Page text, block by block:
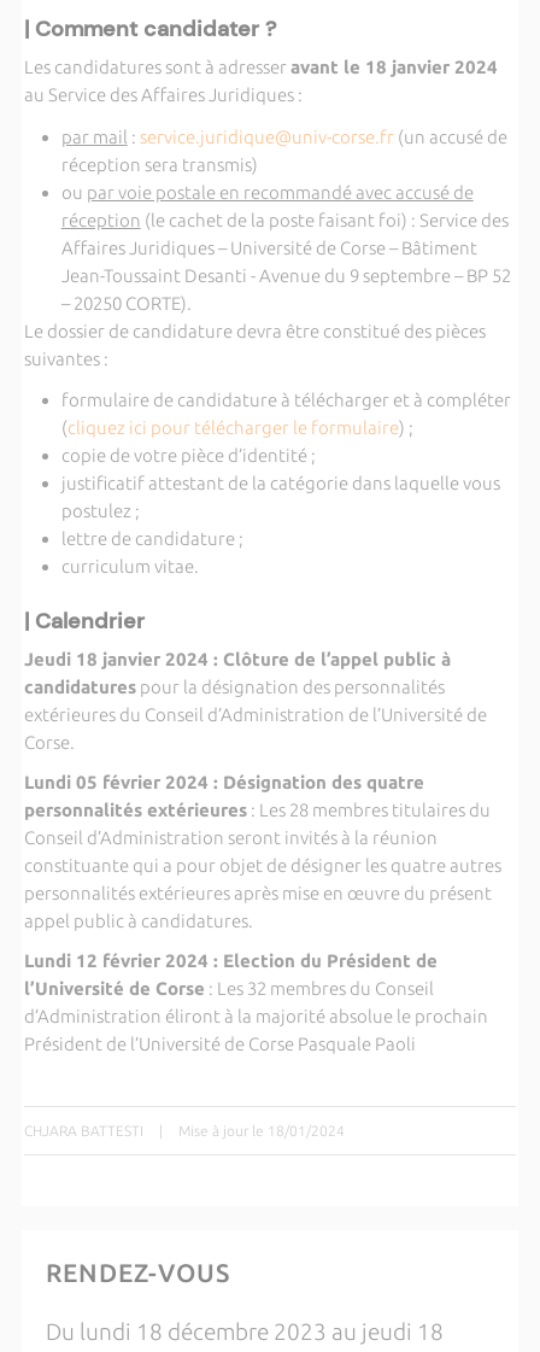
| Comment candidater ?
Les candidatures sont à adresseravant le 18 janvier 2024
au Service des Affaires Juridiques :
par mail : service.juridique@univ-corse.fr(un accusé de
réception sera transmis)
ou par voie postale en recommandé avec accusé de
réception (le cachet de la poste faisant foi) : Service des
Affaires Juridiques – Université de Corse – Bâtiment
Jean-Toussaint Desanti - Avenue du 9 septembre – BP 52
– 20250 CORTE).
Le dossier de candidature devra être constitué des pièces
suivantes :
formulaire de candidature à télécharger et à compléter
(cliquez ici pour télécharger le formulaire) ;
copie de votre pièce d’identité ;
justificatif attestant de la catégorie dans laquelle vous
postulez ;
lettre de candidature ;
curriculum vitae.
| Calendrier
Jeudi 18 janvier 2024 : Clôture de l’appel public à
candidaturespour la désignation des personnalités
extérieures du Conseil d’Administration de l’Université de
Corse.
Lundi 05 février 2024 : Désignation des quatre
personnalités extérieures: Les 28 membres titulaires du
Conseil d’Administration seront invités à la réunion
constituante qui a pour objet de désigner les quatre autres
personnalités extérieures après mise en œuvre du présent
appel public à candidatures.
Lundi 12 février 2024 : Election du Président de
l’Université de Corse : Les 32 membres du Conseil
d’Administration éliront à la majorité absolue le prochain
Président de l’Université de Corse Pasquale Paoli
CHJARA BATTESTI Mise à jour le 18/01/2024
RENDEZ-VOUS
Du lundi 18 décembre 2023 au jeudi 18